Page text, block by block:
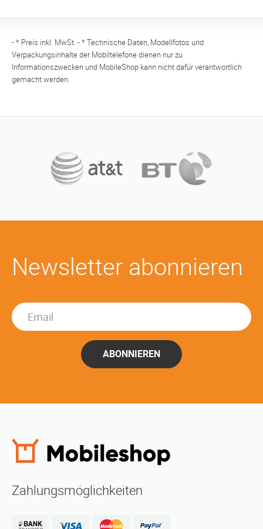
- * Preis inkl. MwSt. - * Technische Daten, Modellfotos und
Verpackungsinhalte der Mobiltelefone dienen nur zu
Informationszwecken und MobileShop kann nicht dafür verantwortlich
gemacht werden.
Newsletter abonnieren
ABONNIEREN
Zahlungsmöglichkeiten